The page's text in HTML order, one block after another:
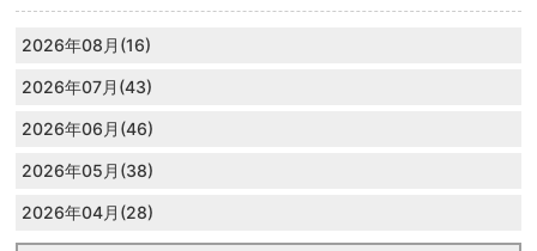
2026年08月(16)
2026年07月(43)
2026年06月(46)
2026年05月(38)
2026年04月(28)